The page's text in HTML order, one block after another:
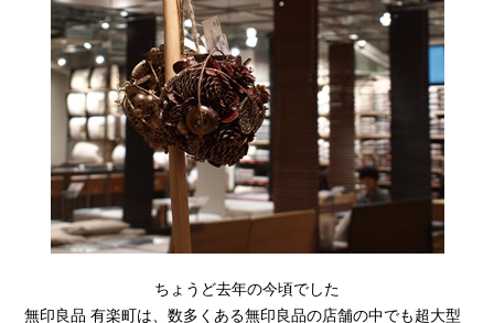
ちょうど去年の今頃でした
無印良品 有楽町は、数多くある無印良品の店舗の中でも超大型